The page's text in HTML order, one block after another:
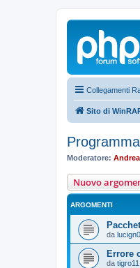
Collegamenti
Sito di
Moderatore: Andrea
Nuovo
ARGOMENTI
da
Errore
da tigro11